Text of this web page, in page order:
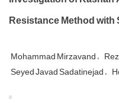
Resistance Method
Mohammad Mirzavand
Seyed Javad Sadatinejad